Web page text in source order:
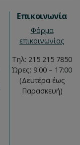
Επικοινωνία
Φόρμα
επικοινωνίας
Τηλ: 215 215 7850
Ώρες: 9:00 – 17:00
(Δευτέρα έως
Παρασκευή)